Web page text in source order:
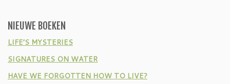
NIEUWE BOEKEN
LIFE’S MYSTERIES
SIGNATURES ON WATER
HAVE WE FORGOTTEN HOW TO LIVE?